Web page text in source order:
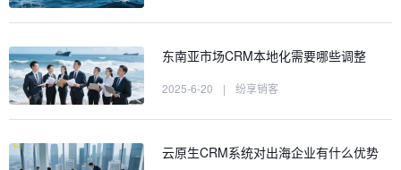
东南亚市场CRM本地化需要哪些调整
2025-6-20 | 纷享销客
云原生CRM系统对出海企业有什么优势